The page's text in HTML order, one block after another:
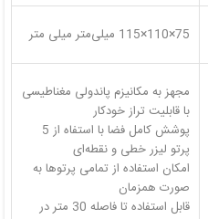
75×110×115 میلی‌متر میلی متر
مجهز به مکانیزم پاندولی مغناطیسی
پوشش کامل فضا با استفاه از 5
امکان استفاده از تمامی پرتو‌ها به
قابل استفاده تا فاصله 30 متر در